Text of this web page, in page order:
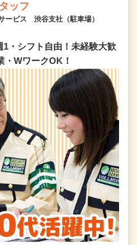
ッフ
ービス 渋谷支社（駐車場）
1・シフト自由！未経験大歓
・WワークOK！